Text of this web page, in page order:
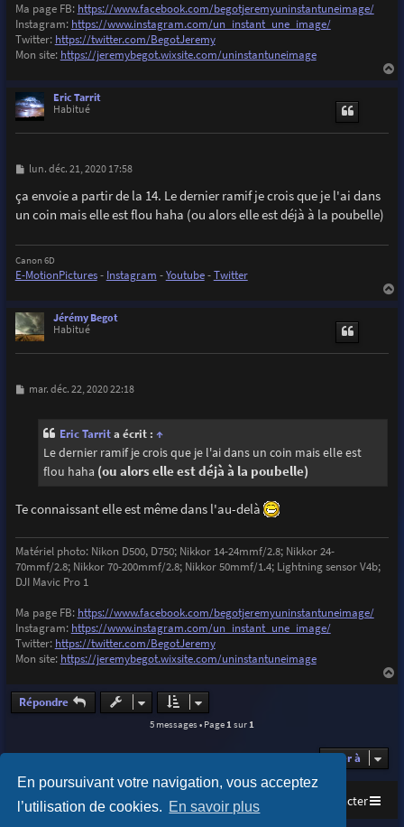
En poursuivant votre navigation, vous acceptez
l’utilisation de cookies. En savoir plus
Ma page FB: https://www.facebook.com/begotjeremyuninstantuneimage/
Instagram: https://www.instagram.com/un_instant_une_image/
Twitter: https://twitter.com/BegotJeremy
Mon site: https://jeremybegot.wixsite.com/uninstantuneimage
Eric Tarrit
Habitué
M
s
s
a
lun. déc. 21, 2020 17:58
ça envoie a partir de la 14. Le dernier ramif je crois que je l'ai dans
un coin mais elle est flou haha (ou alors elle est déjà à la poubelle)
Canon 6D
E-MotionPictures- Instagram -Youtube-Twitter
Jérémy Begot
Habitué
M
mar. déc. 22, 2020 22:18
Eric Tarrita écrit : ↑
Le dernier ramif je crois que je l'ai dans un coin mais elle est
flou haha (ou alors elle est déjà à la poubelle)
Te connaissant elle est même dans l'au-delà
Matériel photo: Nikon D500, D750; Nikkor 14-24mmf/2.8; Nikkor 24-
70mmf/2.8; Nikkor 70-200mmf/2.8; Nikkor 50mmf/1.4; Lightning sensor V4b;
DJI Mavic Pro 1
Ma page FB: https://www.facebook.com/begotjeremyuninstantuneimage/
Instagram: https://www.instagram.com/un_instant_une_image/
Twitter: https://twitter.com/BegotJeremy
Mon site: https://jeremybegot.wixsite.com/uninstantuneimage
a
Répondre
5 messages • Page1sur1
Aller à
Accueil Index du forum Nous contacter